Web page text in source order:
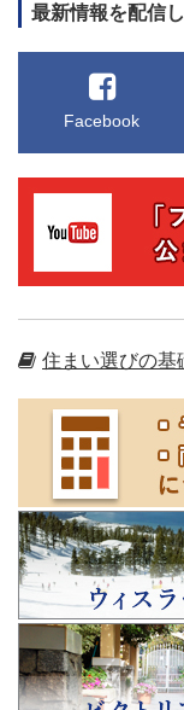
最新情報を配信
Facebook
住まい選びの基